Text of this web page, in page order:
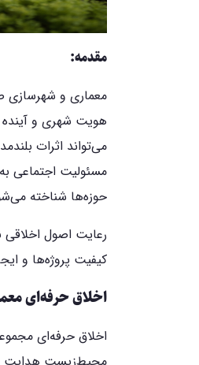
مقدمه:
معماری و شهرسازی
هویت شهری و آینده
می‌تواند اثرات
مسئولیت اجتماعی
حوزه‌ها شناخته
رعایت اصول اخلاقی
کیفیت پروژه‌ها و
اخلاق حرفه‌ای
اخلاق حرفه‌ای